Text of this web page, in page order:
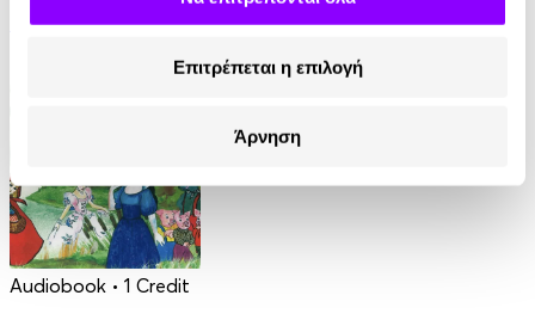
Επιτρέπεται η επιλογή
Άρνηση
Μαρία Αγγελίδου
Audiobook • 1 Credit